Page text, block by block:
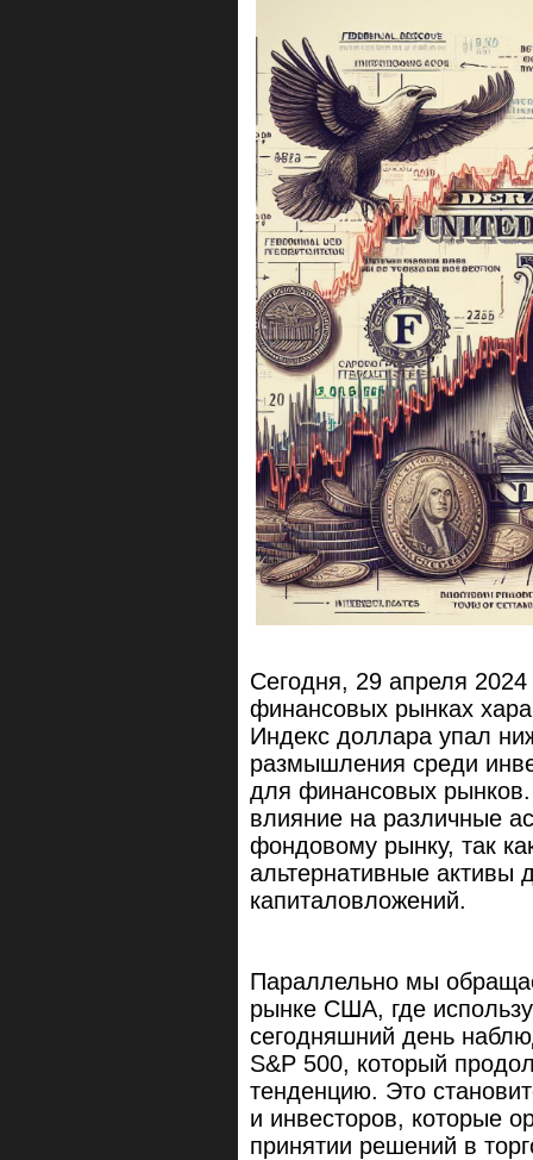
Сегодня, 29 апреля
финансовых рынках
Индекс доллара упал
размышления среди
для финансовых
влияние на различные
фондовому рынку, так
альтернативные активы
капиталовложений.
Параллельно мы
рынке США, где
сегодняшний день
S&P 500, который
тенденцию. Это
и инвесторов, которые
принятии решений в